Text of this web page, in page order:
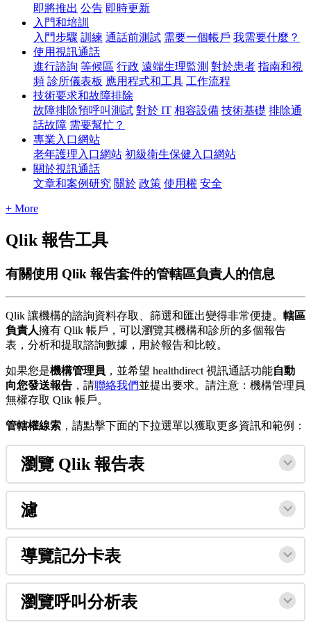
即將推出 公告 即時更新
入門和培訓
入門步驟 訓練 通話前測試 需要一個帳戶 我需要什麼？
使用視訊通話
進行諮詢 等候區 行政 遠端生理監測 對於患者 指南和視
頻 診所儀表板 應用程式和工具 工作流程
技術要求和故障排除
故障排除預呼叫測試 對於 IT 相容設備 技術基礎 排除通
話故障 需要幫忙？
專業入口網站
老年護理入口網站 初級衛生保健入口網站
關於視訊通話
文章和案例研究 關於 政策 使用權 安全
+ More
Qlik 報告工具
有關使用 Qlik 報告套件的管轄區負責人的信息
Qlik 讓機構的諮詢資料存取 篩選和匯出變得非常便捷。 轄區
負責人擁有 Qlik 帳戶 ， 可以瀏覽其機構和診所的多個報告
表 ， 分析和提取諮詢數據 ， 用於報告和比較。
如果您是機構管理 員 ， 並希望 healthdirect 視訊通話功能自動
向您發送報告 ， 請聯絡我們並提出要求。 請注意 ： 機構管理 員
無權存取 Qlik 帳戶。
管轄權線索 ， 請點擊下面的下拉選單以獲取更多資訊和範例 ：
瀏覽 Qlik 報告表
濾
導覽記分卡表
瀏覽呼叫分析表